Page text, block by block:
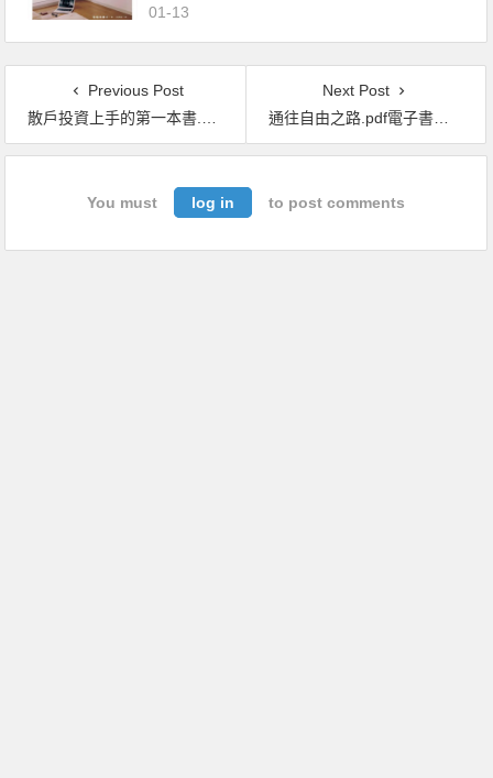
01-13
Previous Post
散戶投資上手的第一本書.pdf電子書下載（王力羣 著）：45個投資必勝全攻略──觀念、技術、心理、操作
Next Post
通往自由之路.pdf電子書下載（海瑟．理察遜（Heather Cox Richardson）著）：美國共和黨的理想、墮落，及其如何被保守主義意識形態綁架？
You must log in to post comments